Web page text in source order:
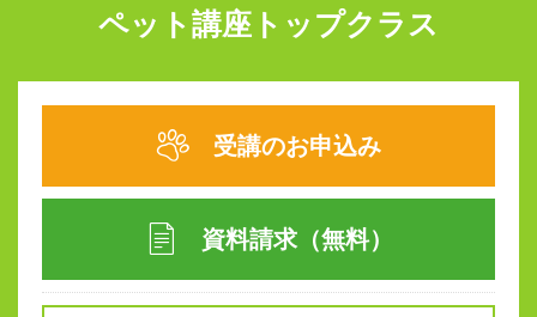
ペット講座トップクラス
受講のお申込み
資料請求（無料）